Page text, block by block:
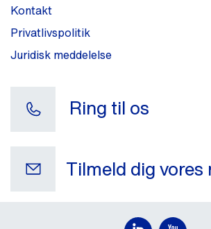
Kontakt
Privatlivspolitik
Juridisk meddelelse
Ring til os
Tilmeld dig vores
Din e-mail